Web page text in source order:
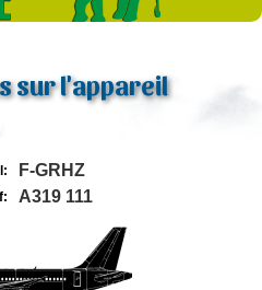
sur l'appareil
F-GRHZ
A319 111